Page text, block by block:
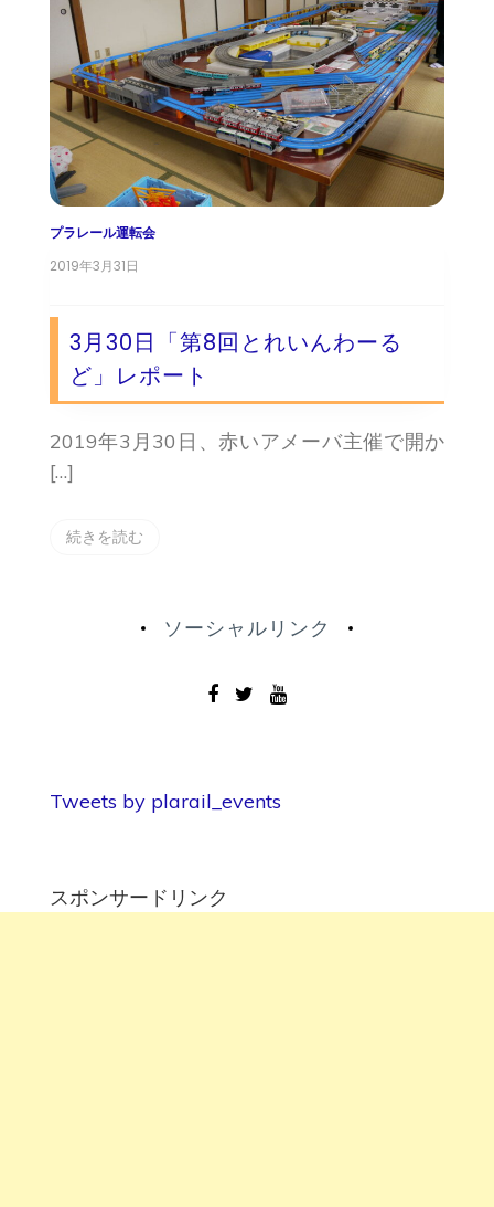
プラレール運転会
2019年3月31日
3月30日「第8回とれいんわーる
ど」レポート
2019年3月30日、赤いアメーバ主催で開か
[…]
続きを読む
ソーシャルリンク
Tweets by plarail_events
スポンサードリンク